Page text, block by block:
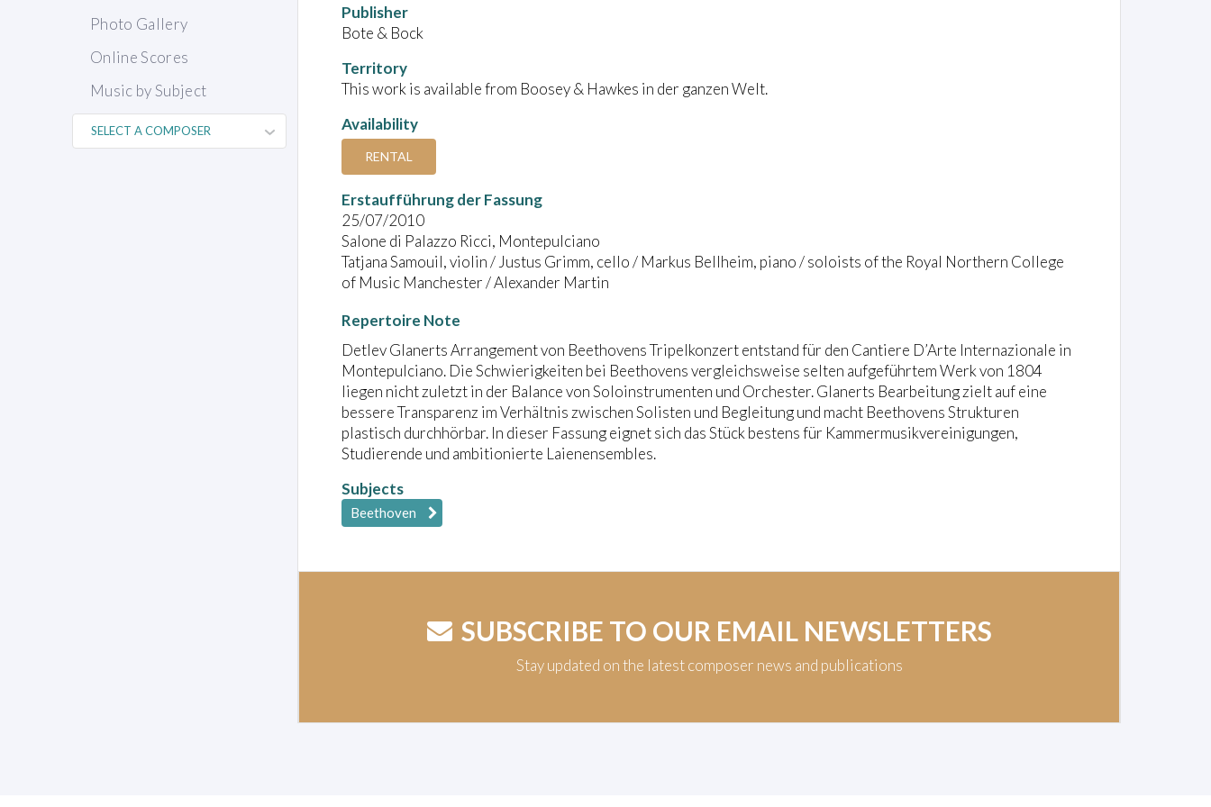
Photo Gallery
Online Scores
Music by Subject
Publisher
Bote & Bock
Territory
This work is available from Boosey & Hawkes in der ganzen Welt.
Availability
RENTAL
Erstaufführung der Fassung
25/07/2010
Salone di Palazzo Ricci, Montepulciano
Tatjana Samouil, violin / Justus Grimm, cello / Markus Bellheim, piano / soloists of the Royal Northern College
of Music Manchester / Alexander Martin
Repertoire Note
Detlev Glanerts Arrangement von Beethovens Tripelkonzert entstand für den Cantiere D’Arte Internazionale in
Montepulciano. Die Schwierigkeiten bei Beethovens vergleichsweise selten aufgeführtem Werk von 1804
liegen nicht zuletzt in der Balance von Soloinstrumenten und Orchester. Glanerts Bearbeitung zielt auf eine
bessere Transparenz im Verhältnis zwischen Solisten und Begleitung und macht Beethovens Strukturen
plastisch durchhörbar. In dieser Fassung eignet sich das Stück bestens für Kammermusikvereinigungen,
Studierende und ambitionierte Laienensembles.
Subjects
Beethoven
SUBSCRIBE TO OUR EMAIL NEWSLETTERS
Stay updated on the latest composer news and publications